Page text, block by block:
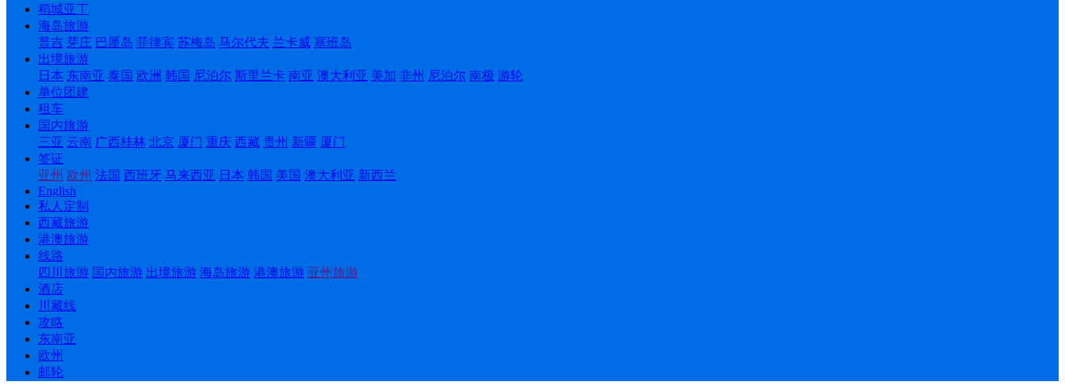
稻城亚丁
海岛旅游
普吉 芽庄 巴厘岛 菲律宾 苏梅岛 马尔代夫 兰卡威 塞班岛
出境旅游
日本 东南亚 泰国 欧洲 韩国 尼泊尔 斯里兰卡 南亚 澳大利亚 美加 非州 尼泊尔 南极 游轮
单位团建
租车
国内旅游
三亚 云南 广西桂林 北京 厦门 重庆 西藏 贵州 新疆 厦门
签证
亚州 欧州 法国 西班牙 马来西亚 日本 韩国 美国 澳大利亚 新西兰
English
私人定制
西藏旅游
港澳旅游
线路
四川旅游 国内旅游 出境旅游 海岛旅游 港澳旅游 亚州旅游
酒店
川藏线
攻略
东南亚
欧州
邮轮